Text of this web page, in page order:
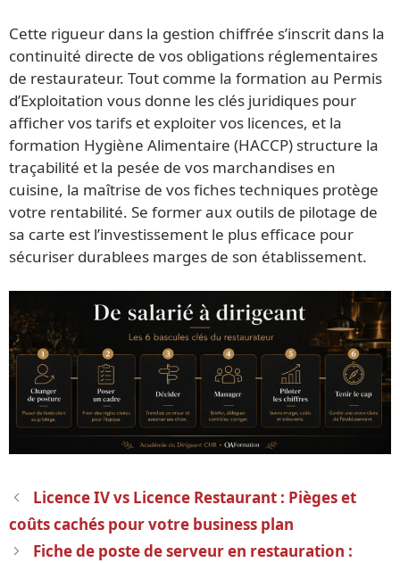
Cette rigueur dans la gestion chiffrée s’inscrit dans la
continuité directe de vos obligations réglementaires
de restaurateur. Tout comme la formation au Permis
d’Exploitation vous donne les clés juridiques pour
afficher vos tarifs et exploiter vos licences, et la
formation Hygiène Alimentaire (HACCP) structure la
traçabilité et la pesée de vos marchandises en
cuisine, la maîtrise de vos fiches techniques protège
votre rentabilité. Se former aux outils de pilotage de
sa carte est l’investissement le plus efficace pour
sécuriser durablees marges de son établissement.
Navigation
des
articles
Licence IV vs Licence Restaurant : Pièges et
coûts cachés pour votre business plan
Fiche de poste de serveur en restauration :